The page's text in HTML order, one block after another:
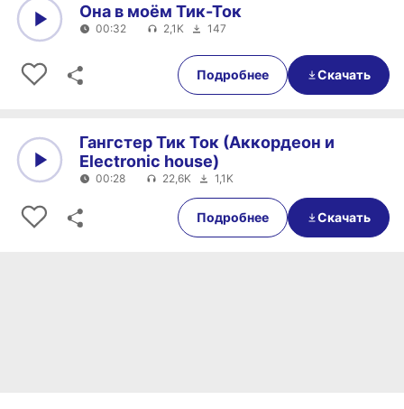
00:32
Она в моём Тик-Ток
00:32 2,1K 147
Подробнее Скачать
00:28
Гангстер Тик Ток (Аккордеон и
Electronic house)
00:28 22,6K 1,1K
Подробнее Скачать